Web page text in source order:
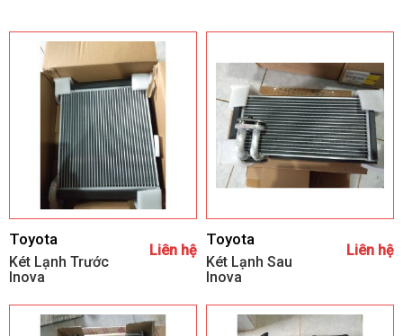
Toyota
Két Lạnh Trước
Inova
Liên hệ
Toyota
Két Lạnh Sau
Inova
Liên hệ